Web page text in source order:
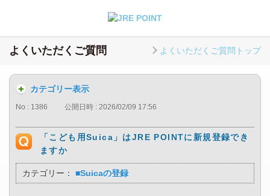
よくいただくご質問 よくいただくご質問トップ
カテゴリー表示
No : 1386 公開日時 : 2026/02/09 17:56
「こども用Suica」はJRE POINTに新規登録でき
ますか
カテゴリー： ■Suicaの登録